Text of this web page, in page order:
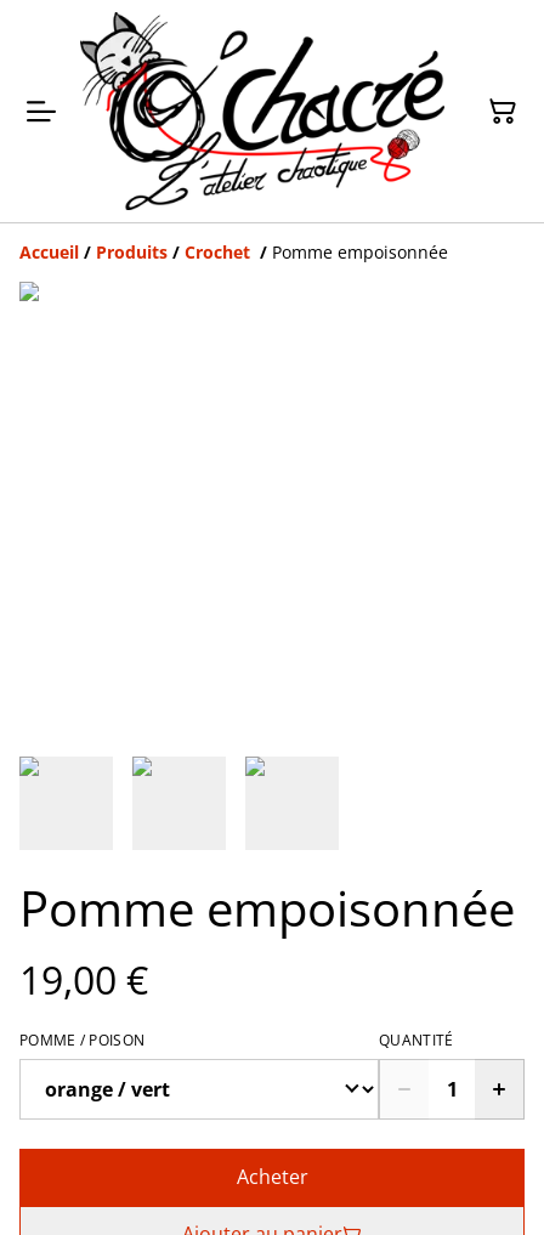
Accueil / Produits / Crochet / Pomme empoisonnée
Pomme empoisonnée
19,00 €
POMME / POISON QUANTITÉ
Acheter